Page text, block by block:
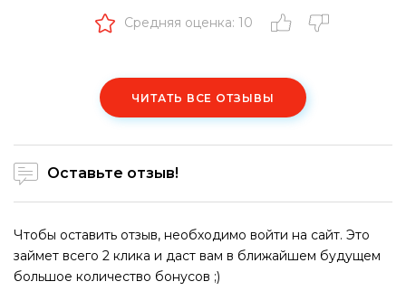
Средняя оценка: 10
ЧИТАТЬ ВСЕ ОТЗЫВЫ
Оставьте отзыв!
Чтобы оставить отзыв, необходимо войти на сайт. Это
займет всего 2 клика и даст вам в ближайшем будущем
большое количество бонусов ;)